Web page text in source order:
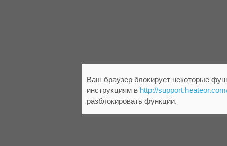
Ваш браузер блокирует некоторые
инструкциям в http://
разблокировать функции.